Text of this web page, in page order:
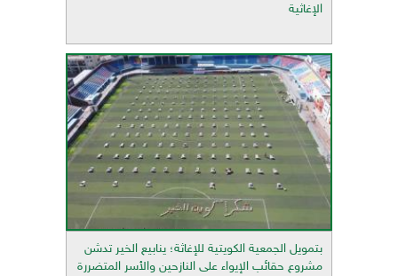
الإغاثية
بتمويل الجمعية الكويتية للإغاثة؛ ينابيع الخير تدشن
مشروع حقائب الإيواء على النازحين والأسر المتضررة